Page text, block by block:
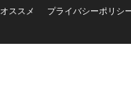
オススメ プライバシーポリシ